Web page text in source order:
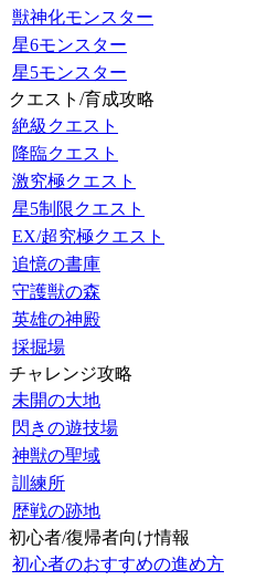
獣神化モンスター
星6モンスター
星5モンスター
クエスト/育成攻略
絶級クエスト
降臨クエスト
激究極クエスト
星5制限クエスト
EX/超究極クエスト
追憶の書庫
守護獣の森
英雄の神殿
採掘場
チャレンジ攻略
未開の大地
閃きの遊技場
神獣の聖域
訓練所
歴戦の跡地
初心者/復帰者向け情報
初心者のおすすめの進め方